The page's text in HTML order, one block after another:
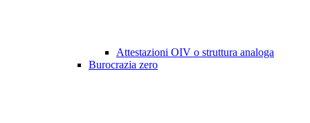
Attestazioni OIV o struttura analoga
Burocrazia zero